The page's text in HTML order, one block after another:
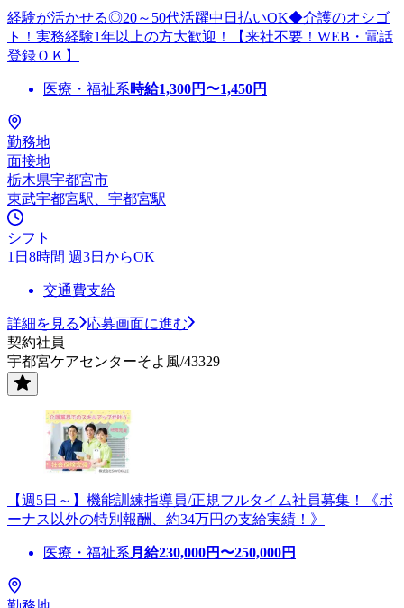
経験が活かせる◎20～50代活躍中日払いOK◆介護のオシゴ
ト！実務経験1年以上の方大歓迎！【来社不要！WEB・電話
登録ＯＫ】
医療・福祉系時給1,300円〜1,450円
勤務地
面接地
栃木県宇都宮市
東武宇都宮駅、宇都宮駅
シフト
1日8時間 週3日からOK
交通費支給
詳細を見る
応募画面に進む
契約社員
宇都宮ケアセンターそよ風/43329
【週5日～】機能訓練指導員/正規フルタイム社員募集！《ボ
ーナス以外の特別報酬、約34万円の支給実績！》
医療・福祉系 月給230,000円〜250,000円